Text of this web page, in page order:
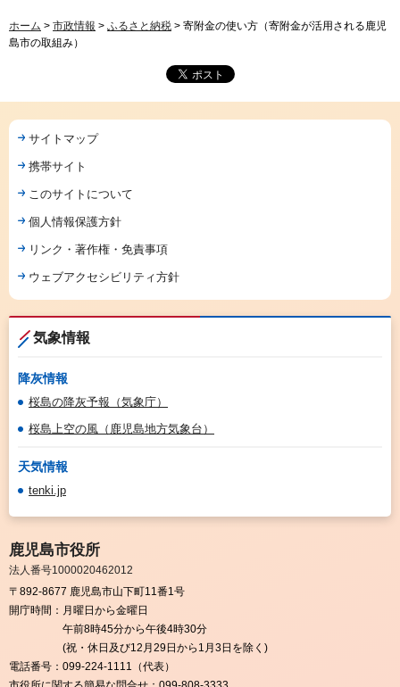
ホーム > 市政情報 > ふるさと納税 > 寄附金の使い方（寄附金が活用される鹿児
島市の取組み）
サイトマップ
携帯サイト
このサイトについて
個人情報保護方針
リンク・著作権・免責事項
ウェブアクセシビリティ方針
気象情報
降灰情報
桜島の降灰予報（気象庁）
桜島上空の風（鹿児島地方気象台）
天気情報
tenki.jp
鹿児島市役所
法人番号1000020462012
〒892-8677 鹿児島市山下町11番1号
開庁時間： 月曜日から金曜日
午前8時45分から午後4時30分
(祝・休日及び12月29日から1月3日を除く)
電話番号： 099-224-1111（代表）